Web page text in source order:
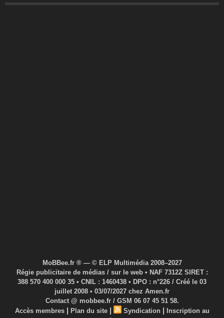
AVANT LA
E AU
MoBBee.fr ® — © ELP Multimédia 2008–2027
Régie publicitaire de médias / sur le web • NAF 7312Z SIRET :
388 570 400 000 35 • CNIL : 1460438 • DPO : n°226 / Créé le 03
juillet 2008 • 03/07/2027 chez Amen.fr
Contact @ mobbee.fr / GSM 06 07 45 51 58.
Accès membres | Plan du site | Syndication |
Inscription au